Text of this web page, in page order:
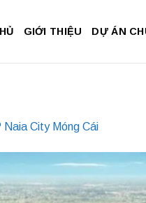
GIỚI THIỆU DỰ ÁN
Naia City Móng Cái